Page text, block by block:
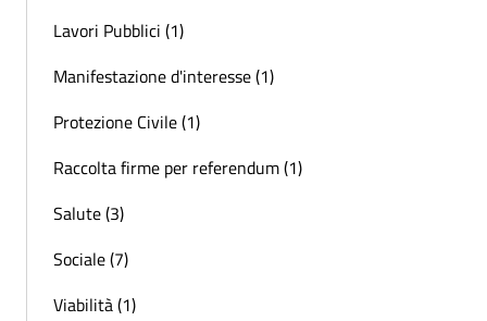
Lavori Pubblici (1)
Manifestazione d'interesse (1)
Protezione Civile (1)
Raccolta firme per referendum (1)
Salute (3)
Sociale (7)
Viabilità (1)